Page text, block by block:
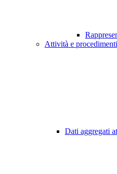
Attività e procedimenti
Dati aggregati